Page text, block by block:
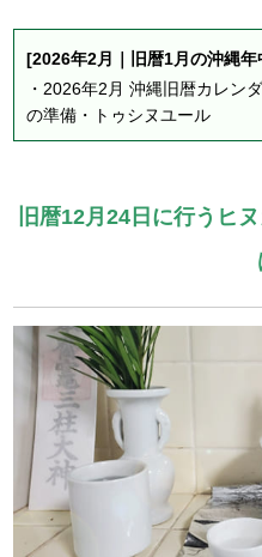
[2026年2月｜旧暦1月の沖縄
・ 2026年2月 沖縄旧暦カレン
の準備・トゥシヌユール
旧暦12月24日に行うヒ